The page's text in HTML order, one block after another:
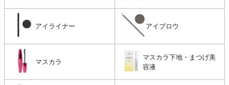
アイライナー アイブロウ
マスカラ
マスカラ下地・まつげ美
容液